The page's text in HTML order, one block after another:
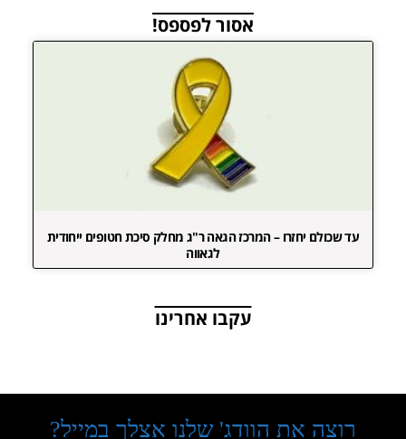
אסור לפספס!
עד שכולם יחזרו – המרכז הגאה ר"ג מחלק סיכת חטופים ייחודית
לגאווה
עקבו אחרינו